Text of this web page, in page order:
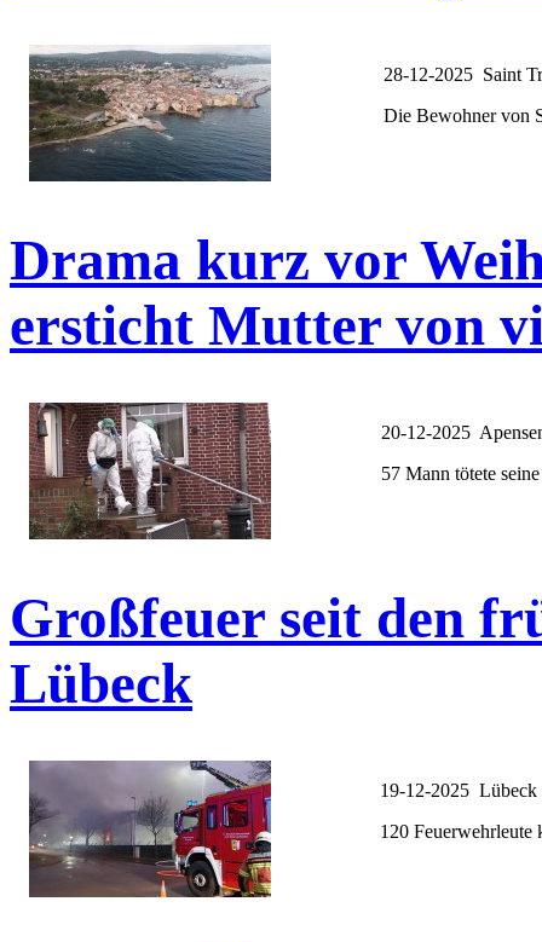
28-12-2025 Saint
Die Bewohner von
Drama kurz vor
ersticht Mutter von
20-12-2025
57 Mann tötete
Großfeuer seit den
Lübeck
19-12-2025 Lübeck
120 Feuerwehrleute